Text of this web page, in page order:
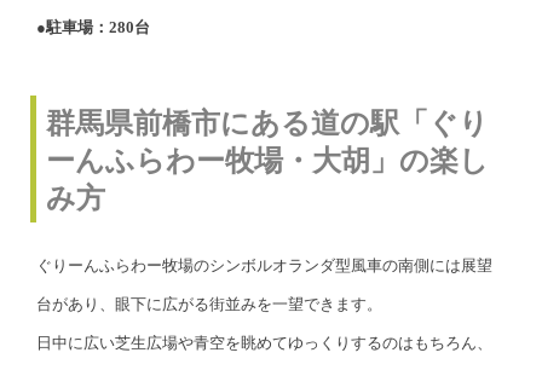
●駐車場：280台
群馬県前橋市にある道の駅「ぐり
ーんふらわー牧場・大胡」の楽し
み方
ぐりーんふらわー牧場のシンボルオランダ型風車の南側には展望
台があり、眼下に広がる街並みを一望できます。
日中に広い芝生広場や青空を眺めてゆっくりするのはもちろん、